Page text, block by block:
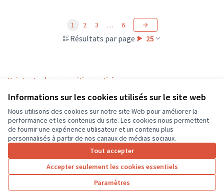
Informations sur les cookies utilisés sur le site web
Nous utilisons des cookies sur notre site Web pour améliorer la
performance et les contenus du site. Les cookies nous permettent
de fournir une expérience utilisateur et un contenu plus
personnalisés à partir de nos canaux de médias sociaux.
Tout accepter
Accepter seulement les cookies essentiels
Paramètres
Résultats par page : 25
1 2 3 … 6
Voir toutes les propositions retirées
Conditions d'utilisation
Paramètres des cookies
CD37 sur X
(Lien externe)
CD37 sur Facebook
CD37 sur Instagram
CD37 sur YouTube
(Lien externe)
Site réalisé grâce aulogiciel libre Decidim .
Licence
(Lien